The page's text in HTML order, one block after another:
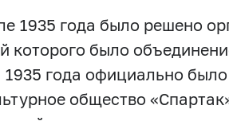
1935 года было решено
которого было
1935 года официально
общество